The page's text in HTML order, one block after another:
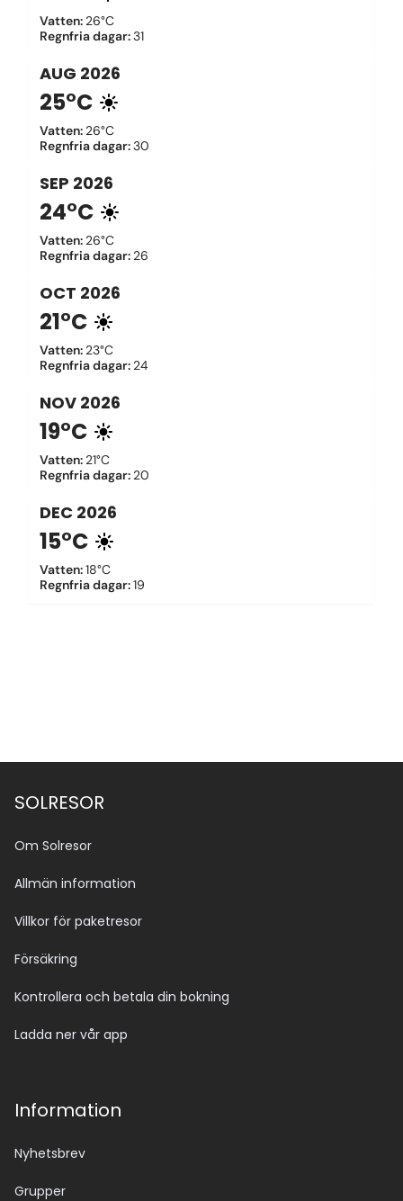
Vatten: 26°C
Regnfria dagar:31
AUG 2026
25°C
Vatten: 26°C
Regnfria dagar:30
SEP 2026
24°C
Vatten: 26°C
Regnfria dagar: 26
OCT 2026
21°C
Vatten: 23°C
Regnfria dagar: 24
NOV 2026
19°C
Vatten: 21°C
Regnfria dagar: 20
DEC 2026
15°C
Vatten:18°C
Regnfria dagar:19
SOLRESOR
Om Solresor
Allmän information
Villkor för paketresor
Försäkring
Kontrollera och betala din bokning
Ladda ner vår app
Information
Nyhetsbrev
Grupper